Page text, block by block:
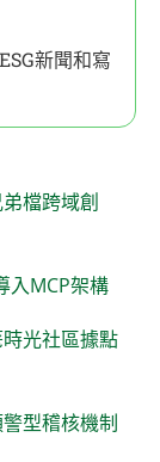
新聞和寫
檔跨域創
入MCP架構
光社區據點
型稽核機制